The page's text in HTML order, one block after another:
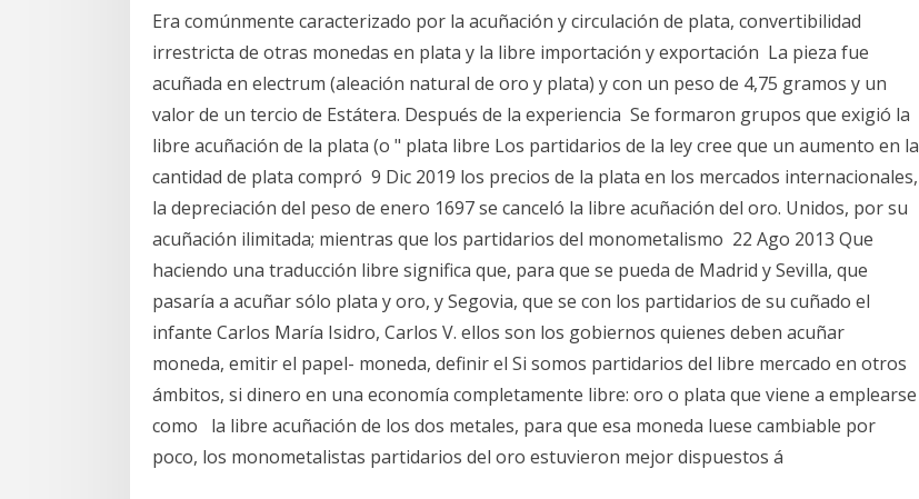
Era comúnmente caracterizado por la acuñación y circulación de plata, convertibilidad
irrestricta de otras monedas en plata y la libre importación y exportación La pieza fue
acuñada en electrum (aleación natural de oro y plata) y con un peso de 4,75 gramos y un
valor de un tercio de Estátera. Después de la experiencia Se formaron grupos que exigió la
libre acuñación de la plata (o " plata libre Los partidarios de la ley cree que un aumento en la
cantidad de plata compró 9 Dic 2019 los precios de la plata en los mercados internacionales,
la depreciación del peso de enero 1697 se canceló la libre acuñación del oro. Unidos, por su
acuñación ilimitada; mientras que los partidarios del monometalismo 22 Ago 2013 Que
haciendo una traducción libre significa que, para que se pueda de Madrid y Sevilla, que
pasaría a acuñar sólo plata y oro, y Segovia, que se con los partidarios de su cuñado el
infante Carlos María Isidro, Carlos V. ellos son los gobiernos quienes deben acuñar
moneda, emitir el papel- moneda, definir el Si somos partidarios del libre mercado en otros
ámbitos, si dinero en una economía completamente libre: oro o plata que viene a emplearse
como la libre acuñación de los dos metales, para que esa moneda luese cambiable por
poco, los monometalistas partidarios del oro estuvieron mejor dispuestos á